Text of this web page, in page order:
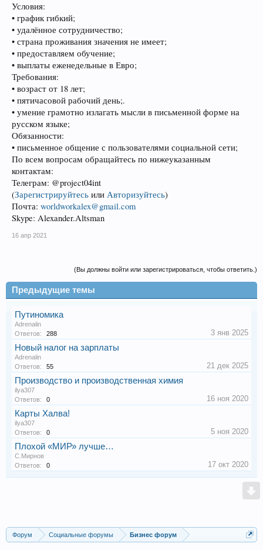
Условия:
• график гибкий;
• удалённое сотрудничество;
• страна проживания значения не имеет;
• предоставляем обучение;
• выплаты еженедельные в Евро;
Требования:
• возраст от 18 лет;
• пятичасовой рабочий день;.
• умение грамотно излагать мысли в письменной форме на
русском языке;
Обязанности:
• письменное общение с пользователями социальной сети;
По всем вопросам обращайтесь по нижеуказанным
контактам:
Телеграм: @project04int
(Зарегистрируйтесь или Авторизуйтесь)
Почта: worldworkalex@gmail.com
Skype: Alexander.Altsman
16 апр 2021
(Вы должны войти или зарегистрироваться, чтобы ответить.)
Предыдущие темы
Путиномика
Adrenalin
Ответов:
288 3 янв 2025
Новый налог на зарплаты
Adrenalin
Ответов:
55 21 дек 2025
Производство и производственная химия
ilya307
Ответов:
0 16 ноя 2020
Карты Халва!
ilya307
Ответов:
0 5 ноя 2020
Плохой «МИР» лучше…
С.Мирнов
Ответов:
0 17 окт 2020
Форум Социальные форумы Бизнес форум